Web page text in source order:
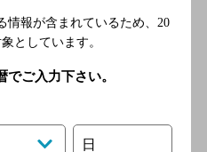
銀座通りの隠れ家的老舗ダイ
5分
報が含まれているため、 20
としています。
ご入力下さい。
日